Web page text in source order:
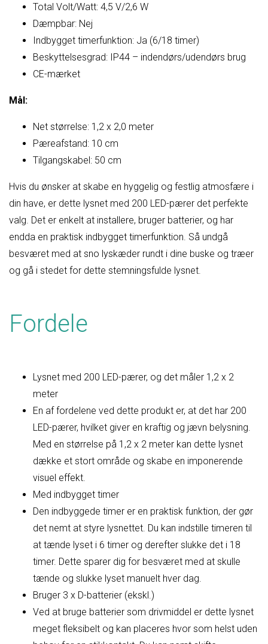
Total Volt/Watt: 4,5 V/2,6 W
Dæmpbar: Nej
Indbygget timerfunktion: Ja (6/18 timer)
Beskyttelsesgrad: IP44 – indendørs/udendørs brug
CE-mærket
Mål:
Net størrelse: 1,2 x 2,0 meter
Pæreafstand: 10 cm
Tilgangskabel: 50 cm
Hvis du ønsker at skabe en hyggelig og festlig atmosfære i
din have, er dette lysnet med 200 LED-pærer det perfekte
valg. Det er enkelt at installere, bruger batterier, og har
endda en praktisk indbygget timerfunktion. Så undgå
besværet med at sno lyskæder rundt i dine buske og træer
og gå i stedet for dette stemningsfulde lysnet.
Fordele
Lysnet med 200 LED-pærer, og det måler 1,2 x 2
meter
En af fordelene ved dette produkt er, at det har 200
LED-pærer, hvilket giver en kraftig og jævn belysning.
Med en størrelse på 1,2 x 2 meter kan dette lysnet
dække et stort område og skabe en imponerende
visuel effekt.
Med indbygget timer
Den indbyggede timer er en praktisk funktion, der gør
det nemt at styre lysnettet. Du kan indstille timeren til
at tænde lyset i 6 timer og derefter slukke det i 18
timer. Dette sparer dig for besværet med at skulle
tænde og slukke lyset manuelt hver dag.
Bruger 3 x D-batterier (ekskl.)
Ved at bruge batterier som drivmiddel er dette lysnet
meget fleksibelt og kan placeres hvor som helst uden